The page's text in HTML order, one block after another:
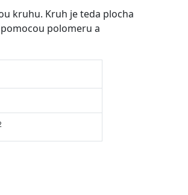
kruhu. Kruh je teda plocha
polomeru a